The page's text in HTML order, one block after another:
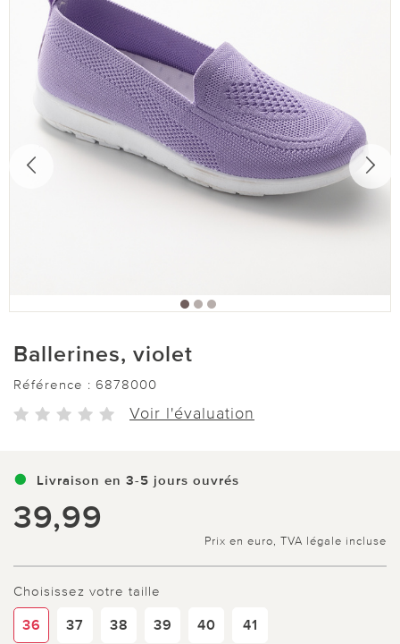
Ballerines, violet
Référence : 6878000
Voir l'évaluation
Livraison en 3-5 jours ouvrés
39,99
Prix en euro, TVA légale incluse
Choisissez votre taille
36 37 38 39 40 41